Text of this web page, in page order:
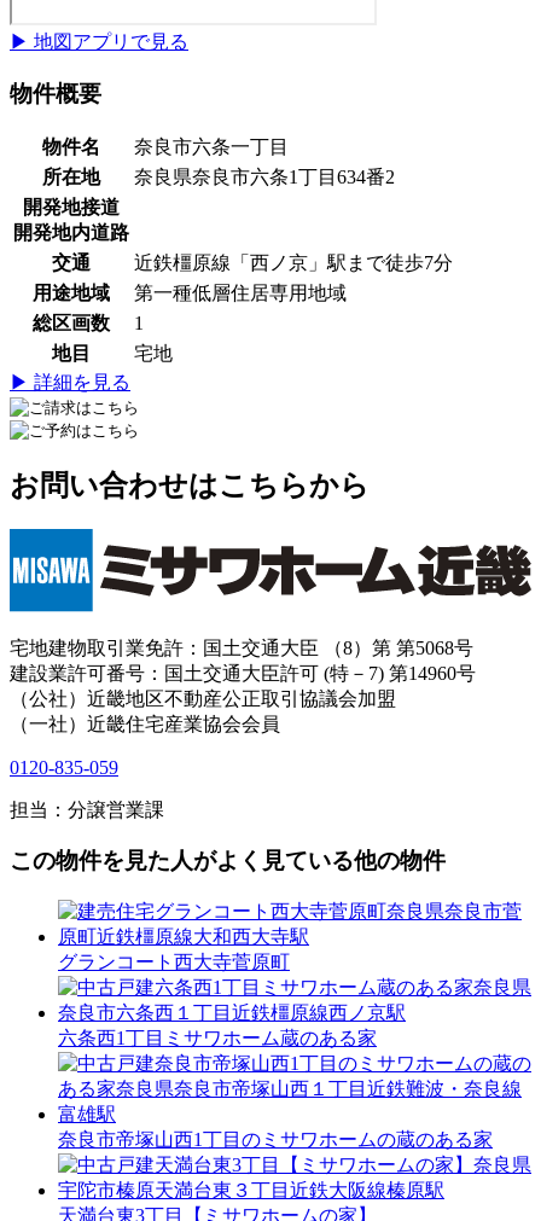
▶ 地図アプリで見る
物件概要
物件名
奈良市六条一丁目
所在地
奈良県奈良市六条1丁目634番2
開発地接道
開発地内道路
交通
近鉄橿原線「西ノ京」駅まで徒歩7分
用途地域
第一種低層住居専用地域
総区画数
1
地目
宅地
▶ 詳細を見る
お問い合わせはこちらから
宅地建物取引業免許：国土交通大臣 （8）第 第5068号
建設業許可番号：国土交通大臣許可 (特－7) 第14960号
（公社）近畿地区不動産公正取引協議会加盟
（一社）近畿住宅産業協会会員
0120-835-059
担当：分譲営業課
この物件を見た人がよく見ている他の物件
グランコート西大寺菅原町
六条西1丁目ミサワホーム蔵のある家
奈良市帝塚山西1丁目のミサワホームの蔵のある家
天満台東3丁目【ミサワホームの家】